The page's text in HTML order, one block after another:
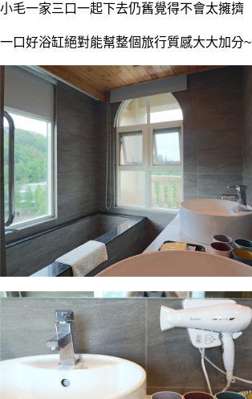
小毛一家三口一起下去仍舊覺得不會太擁擠
一口好浴缸絕對能幫整個旅行質感大大加分~